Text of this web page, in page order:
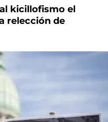
kicillofismo el
relección de